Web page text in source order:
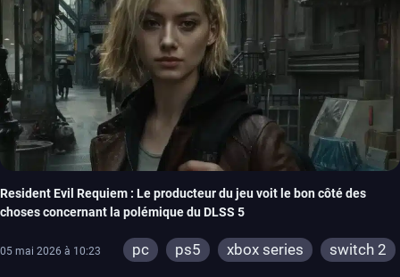
Resident Evil Requiem : Le producteur du jeu voit le bon côté des
choses concernant la polémique du DLSS 5
05 mai 2026 à 10:23 pc ps5 xbox series switch 2